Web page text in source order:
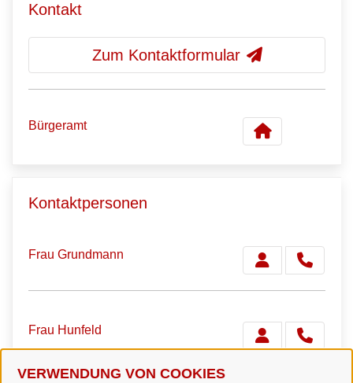
VERWENDUNG VON COOKIES
Kontakt
Zum Kontaktformular
Bürgeramt
Kontaktpersonen
Frau Grundmann
Frau Hunfeld